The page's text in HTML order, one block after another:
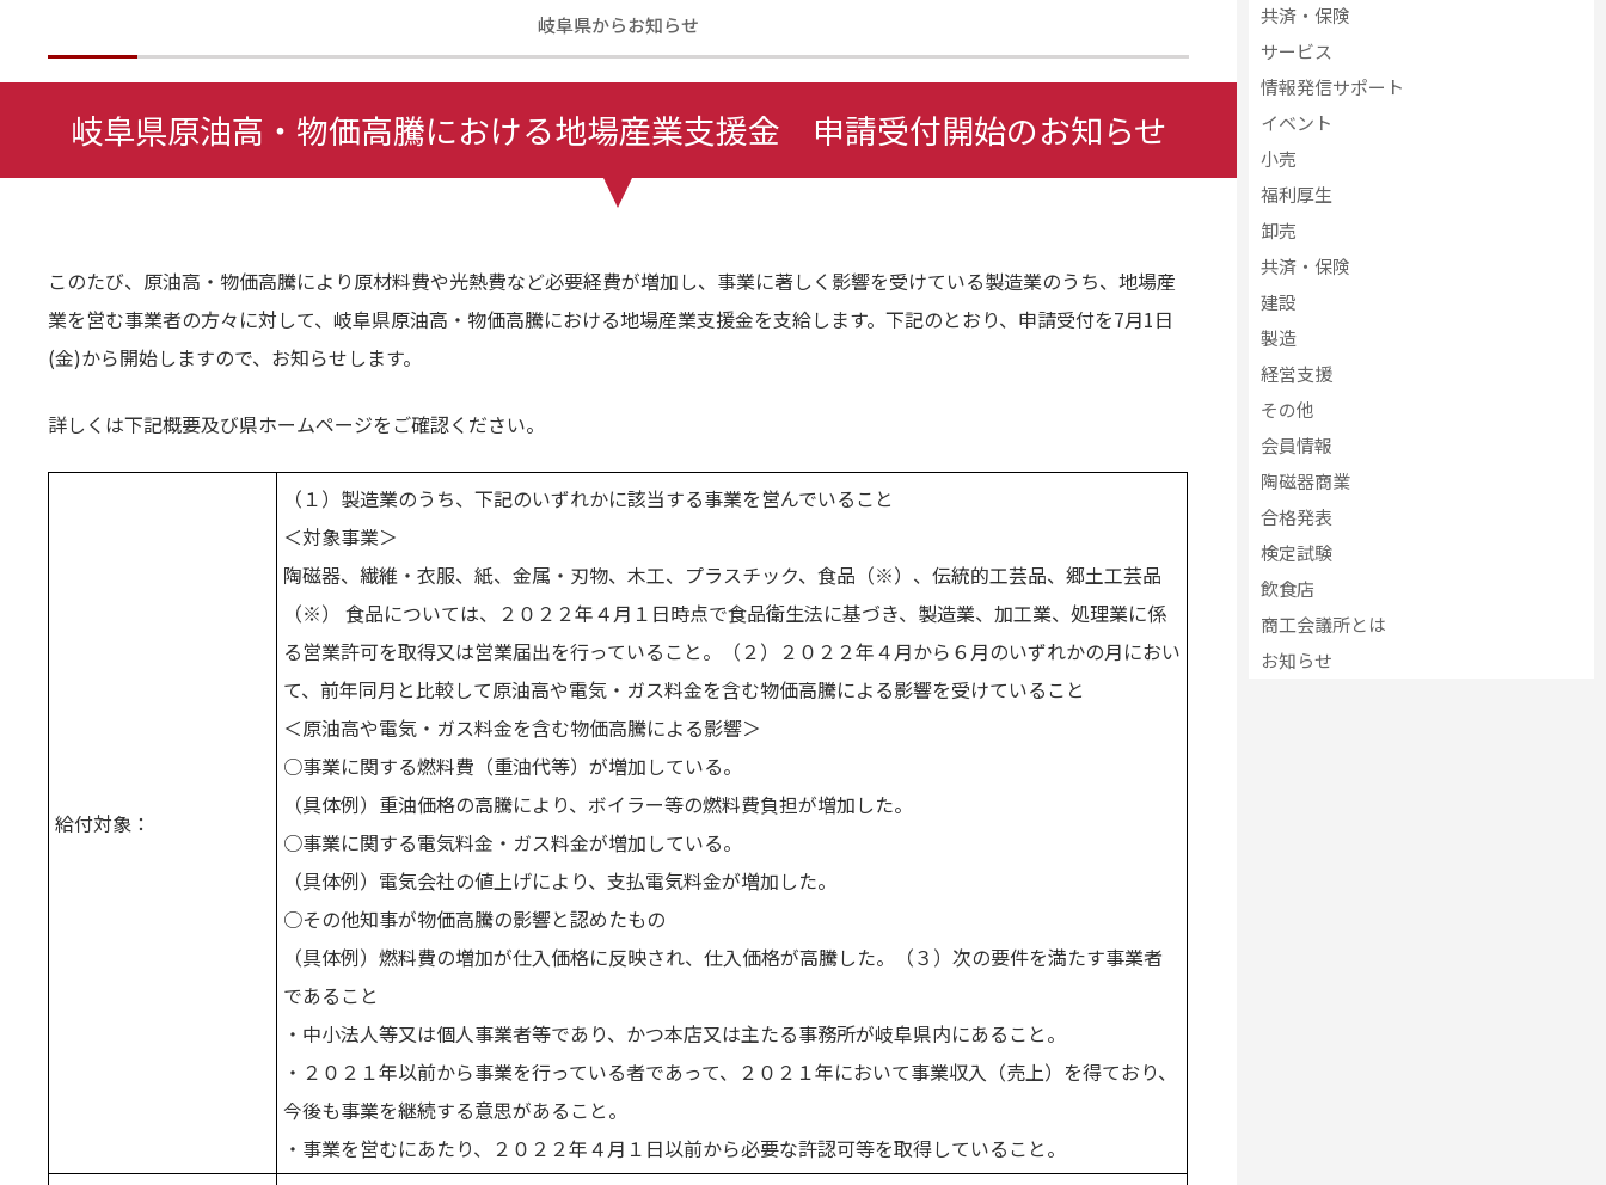
岐阜県からお知らせ
岐阜県原油高・物価高騰における地場産業支援金 申請受付開始のお知らせ
このたび、原油高・物価高騰により原材料費や光熱費など必要経費が増加し、事業に著しく影響を受けている製造業のうち、地場産
業を営む事業者の方々に対して、岐阜県原油高・物価高騰における地場産業支援金を支給します。下記のとおり、申請受付を7月1日
(金)から開始しますので、お知らせします。
詳しくは下記概要及び県ホームページをご確認ください。
給付対象：
（１）製造業のうち、下記のいずれかに該当する事業を営んでいること
＜対象事業＞
陶磁器、繊維・衣服、紙、金属・刃物、木工、プラスチック、食品（※）、伝統的工芸品、郷土工芸品
（※） 食品については、２０２２年４月１日時点で食品衛生法に基づき、製造業、加工業、処理業に係
る営業許可を取得又は営業届出を行っていること。（２）２０２２年４月から６月のいずれかの月におい
て、前年同月と比較して原油高や電気・ガス料金を含む物価高騰による影響を受けていること
＜原油高や電気・ガス料金を含む物価高騰による影響＞
○事業に関する燃料費（重油代等）が増加している。
（具体例）重油価格の高騰により、ボイラー等の燃料費負担が増加した。
○事業に関する電気料金・ガス料金が増加している。
（具体例）電気会社の値上げにより、支払電気料金が増加した。
○その他知事が物価高騰の影響と認めたもの
（具体例）燃料費の増加が仕入価格に反映され、仕入価格が高騰した。（３）次の要件を満たす事業者
であること
・中小法人等又は個人事業者等であり、かつ本店又は主たる事務所が岐阜県内にあること。
・２０２１年以前から事業を行っている者であって、２０２１年において事業収入（売上）を得ており、
今後も事業を継続する意思があること。
・事業を営むにあたり、２０２２年４月１日以前から必要な許認可等を取得していること。
共済・保険
サービス
情報発信サポート
イベント
小売
福利厚生
卸売
共済・保険
建設
製造
経営支援
その他
会員情報
陶磁器商業
合格発表
検定試験
飲食店
商工会議所とは
お知らせ